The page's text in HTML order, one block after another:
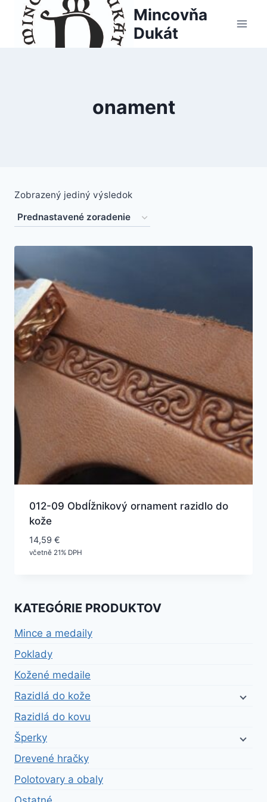
content
Mincovňa
Dukát
onament
Zobrazený jediný výsledok
012-09 Obdĺžnikový ornament razidlo do
kože
14,59 €
včetně 21% DPH
KATEGÓRIE PRODUKTOV
Mince a medaily
Poklady
Kožené medaile
Razidlá do kože
Razidlá do kovu
Šperky
Drevené hračky
Polotovary a obaly